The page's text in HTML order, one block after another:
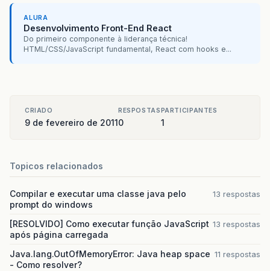
ALURA
Desenvolvimento Front-End React
Do primeiro componente à liderança técnica!
HTML/CSS/JavaScript fundamental, React com hooks e...
CRIADO
9 de fevereiro de 2011
RESPOSTAS
0
PARTICIPANTES
1
Topicos relacionados
Compilar e executar uma classe java pelo
prompt do windows
13 respostas
[RESOLVIDO] Como executar função JavaScript
após página carregada
13 respostas
Java.lang.OutOfMemoryError: Java heap space
- Como resolver?
11 respostas